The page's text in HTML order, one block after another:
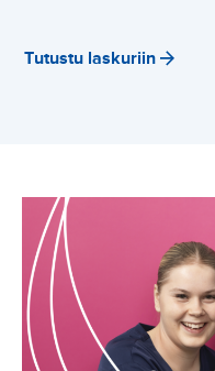
Tutustu laskuriin